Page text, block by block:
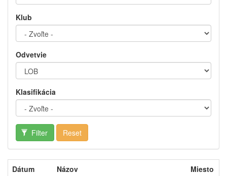
Klub
Odvetvie
Klasifikácia
Filter Reset
Dátum Názov Miesto